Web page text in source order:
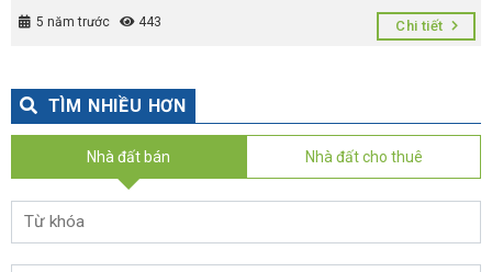
5 năm trước 443 Chi tiết
TÌM NHIỀU HƠN
Nhà đất bán Nhà đất cho thuê